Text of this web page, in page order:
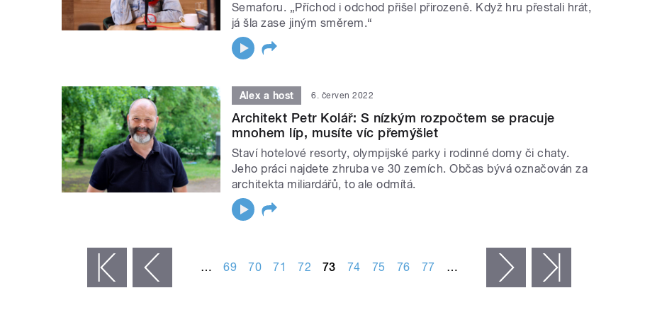
Semaforu. „Příchod i odchod přišel přirozeně. Když hru přestali hrát,
já šla zase jiným směrem.“
Alex a host 6. červen 2022
Architekt Petr Kolář: S nízkým rozpočtem se pracuje
mnohem líp, musíte víc přemýšlet
Staví hotelové resorty, olympijské parky i rodinné domy či chaty.
Jeho práci najdete zhruba ve 30 zemích. Občas bývá označován za
architekta miliardářů, to ale odmítá.
‹ předchozí … 69 70 71 72 73 74 75 76 77 … následující ›